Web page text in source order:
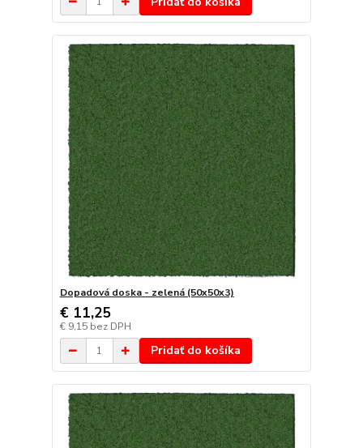
Dopadová doska - zelená (50x50x3)
€ 11,25
€ 9,15 bez DPH
Pridať do košíka